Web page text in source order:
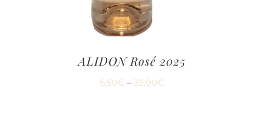
ALIDON Rosé 2025
6,50€ – 39,00€